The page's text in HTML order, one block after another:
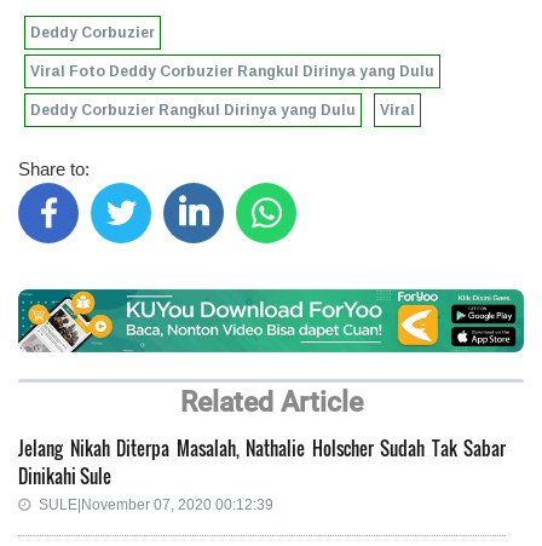
Deddy Corbuzier
Viral Foto Deddy Corbuzier Rangkul Dirinya yang Dulu
Deddy Corbuzier Rangkul Dirinya yang Dulu Viral
Share to:
Related Article
Jelang Nikah Diterpa Masalah, Nathalie Holscher Sudah Tak Sabar
Dinikahi Sule
SULE|November 07, 2020 00:12:39